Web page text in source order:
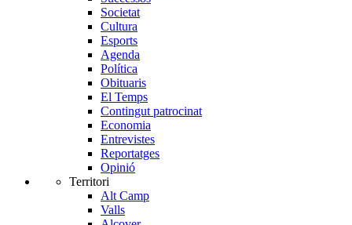
Societat
Cultura
Esports
Agenda
Política
Obituaris
El Temps
Contingut patrocinat
Economia
Entrevistes
Reportatges
Opinió
Territori
Alt Camp
Valls